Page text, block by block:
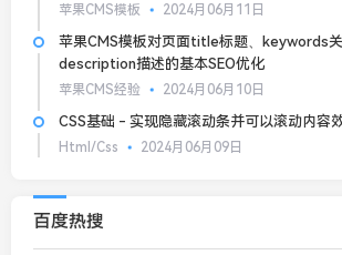
苹果CMS模板 2024月06月11日
苹果CMS模板对页面title标题、keywords关
description描述的基本SEO优化
苹果CMS经验 2024月06月10日
CSS基础 - 实现隐藏滚动条并可以滚动内容
Html/Css 2024月06月09日
百度热搜